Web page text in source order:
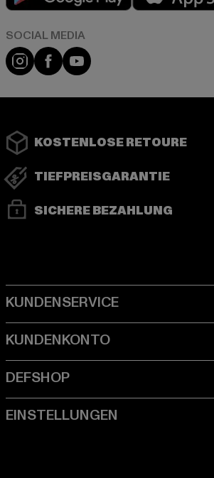
Instagram
FacebookYouTube
KOSTENLOSE RETOURE
TIEFPREISGARANTIE
SICHERE BEZAHLUNG